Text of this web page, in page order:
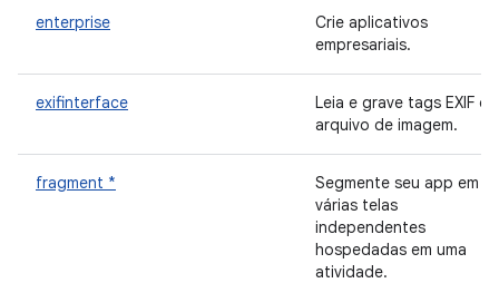
enterprise
Crie aplicativos
empresariais.
exifinterface
Leia e grave tags EXIF do
arquivo de imagem.
fragment *
Segmente seu app em
várias telas
independentes
hospedadas em uma
atividade.